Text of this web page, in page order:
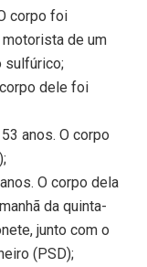
corpo foi
motorista de um
sulfúrico;
dele foi
anos. O corpo
O corpo dela
da quinta-
junto com o
(PSD);